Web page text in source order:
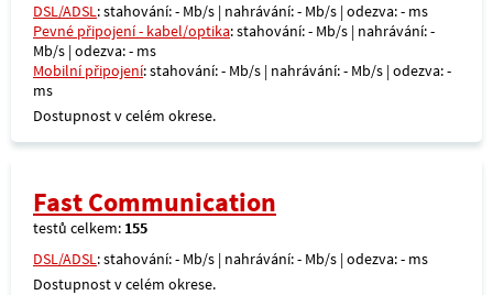
DSL/ADSL: stahování: - Mb/s | nahrávání: - Mb/s | odezva: - ms
Pevné připojení - kabel/optika: stahování: - Mb/s | nahrávání: -
Mb/s | odezva: - ms
Mobilní připojení: stahování: - Mb/s | nahrávání: - Mb/s | odezva: -
ms
Dostupnost v celém okrese.
Fast Communication
testů celkem: 155
DSL/ADSL: stahování: - Mb/s | nahrávání: - Mb/s | odezva: - ms
Dostupnost v celém okrese.